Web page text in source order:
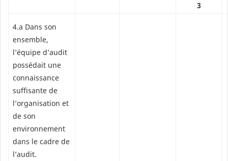
3
4.a Dans son
ensemble,
l’équipe d’audit
possédait une
connaissance
suffisante de
l’organisation et
de son
environnement
dans le cadre de
l’audit.